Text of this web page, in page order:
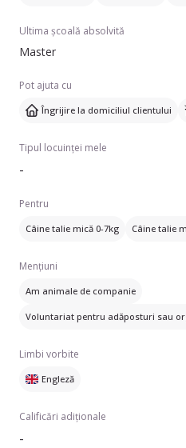
Ultima școală absolvită
Master
Pot ajuta cu
Îngrijire la domiciliul clientului
Tipul locuinței mele
-
Pentru
Câine talie mică 0-7kg Câine talie
Mențiuni
Am animale de companie
Voluntariat pentru adăposturi sau
Limbi vorbite
Engleză
Calificări adiționale
-